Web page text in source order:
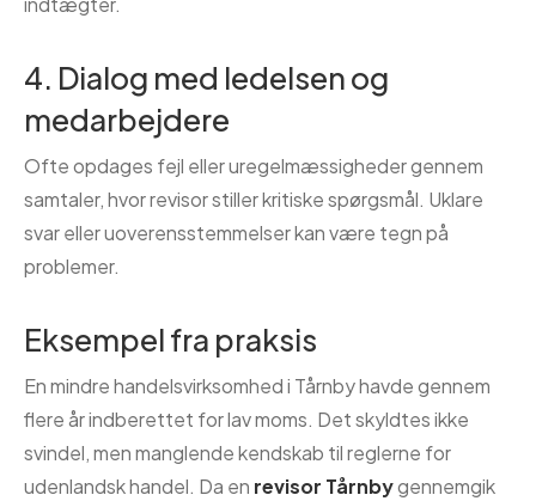
4. Dialog med ledelsen og
medarbejdere
Ofte opdages fejl eller uregelmæssigheder gennem
samtaler, hvor revisor stiller kritiske spørgsmål. Uklare
svar eller uoverensstemmelser kan være tegn på
problemer.
Eksempel fra praksis
En mindre handelsvirksomhed i Tårnby havde gennem
flere år indberettet for lav moms. Det skyldtes ikke
svindel, men manglende kendskab til reglerne for
udenlandsk handel. Da en revisor Tårnbygennemgik